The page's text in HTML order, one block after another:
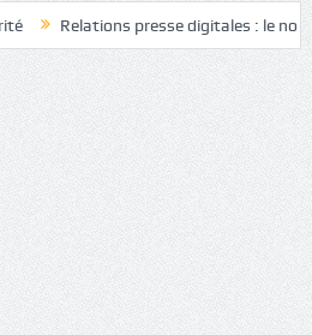
Relations presse digitales : le nouvel